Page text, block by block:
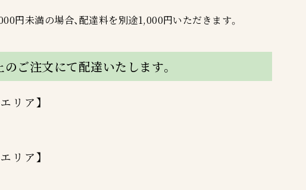
円未満の場合、配達料を別途1,000円いただきます。
ご注文にて配達いたします。
リア】
リア】